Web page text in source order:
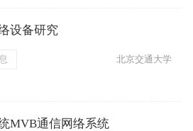
设备研究
北京交通大学
MVB通信网络系统